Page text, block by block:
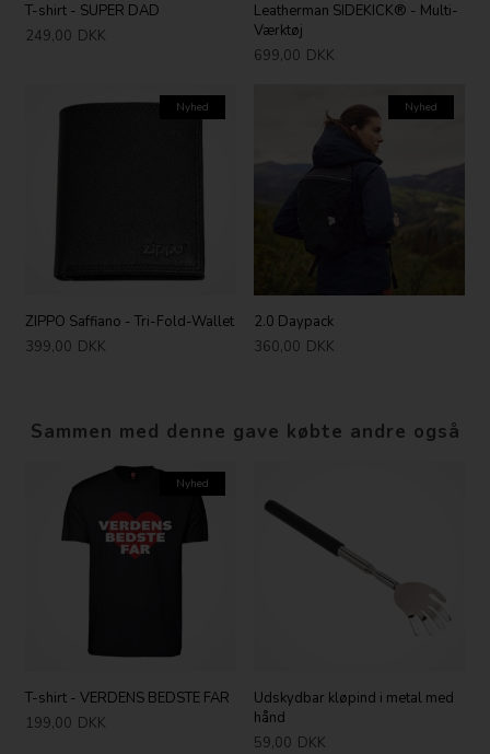
T-shirt - SUPER DAD
249,00 DKK
Leatherman SIDEKICK® - Multi-
Værktøj
699,00 DKK
Nyhed
ZIPPO Saffiano - Tri-Fold-Wallet
399,00 DKK
Nyhed
2.0 Daypack
360,00 DKK
Sammen med denne gave købte andre også
Nyhed
T-shirt - VERDENS BEDSTE FAR
199,00 DKK
Udskydbar kløpind i metal med
hånd
59,00 DKK